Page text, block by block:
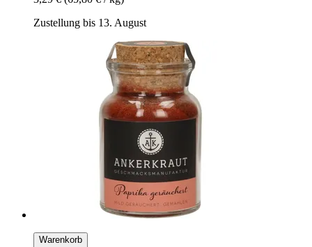
Zustellung bis 13. August
Warenkorb